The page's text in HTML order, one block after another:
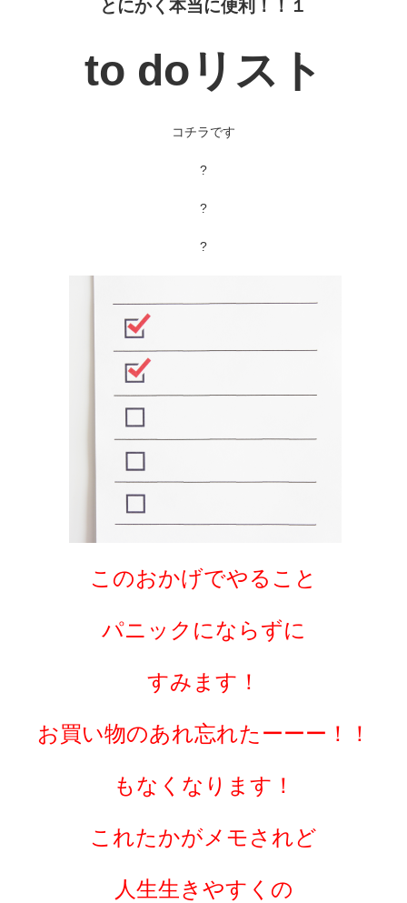
とにかく本当に便利！！１
to doリスト
コチラです
?
?
?
このおかげでやること
パニックにならずに
すみます！
お買い物のあれ忘れたーーー！！
もなくなります！
これたかがメモされど
人生生きやすくの